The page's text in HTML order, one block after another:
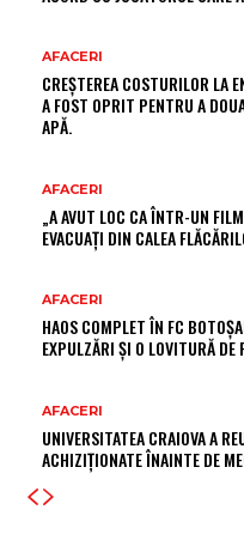
AFACERI
CREȘTEREA COSTURILOR LA
A FOST OPRIT PENTRU A
APĂ.
AFACERI
„A AVUT LOC CA ÎNTR-UN
EVACUAȚI DIN CALEA
AFACERI
HAOS COMPLET ÎN FC
EXPULZĂRI ȘI O LOVITURĂ
AFACERI
UNIVERSITATEA CRAIOVA A
ACHIZIȚIONATE ÎNAINTE DE